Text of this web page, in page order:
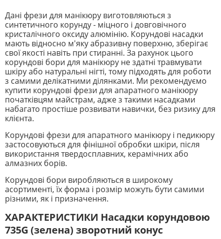
Дані фрези для манікюру виготовляються з
синтетичного корунду - міцного і довговічного
кристалічного оксиду алюмінію. Корундові насадки
мають відносно м'яку абразивну поверхню, зберігає
свої якості навіть при стиранні. За рахунок цього
корундові бори для манікюру не здатні травмувати
шкіру або натуральні нігті, тому підходять для роботи
з самими делікатними ділянками. Ми рекомендуємо
купити корундові фрези для апаратного манікюру
початківцям майстрам, адже з такими насадками
набагато простіше розвивати навички, без ризику для
клієнта.
Корундові фрези для апаратного манікюру і педикюру
застосовуються для фінішної обробки шкіри, після
використання твердосплавних, керамічних або
алмазних борів.
Корундові бори виробляються в широкому
асортименті, їх форма і розмір можуть бути самими
різними, як і призначення.
ХАРАКТЕРИСТИКИ Насадки корундовою
735G (зелена) зворотний конус